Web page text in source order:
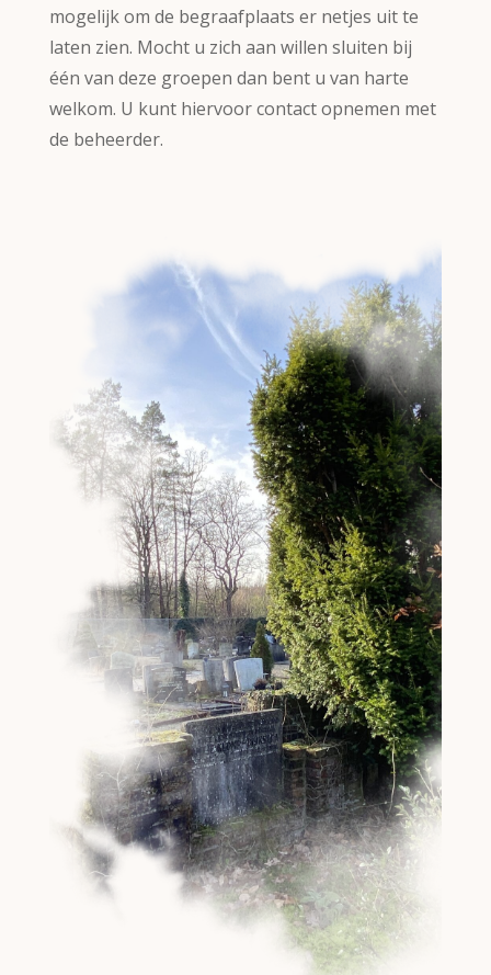
mogelijk om de begraafplaats er netjes uit te
laten zien. Mocht u zich aan willen sluiten bij
één van deze groepen dan bent u van harte
welkom. U kunt hiervoor contact opnemen met
de beheerder.